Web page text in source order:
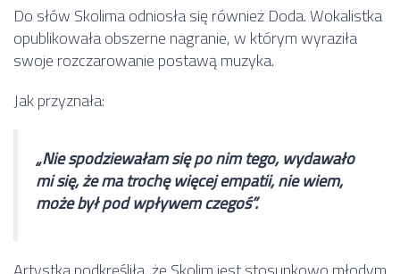
Do słów Skolima odniosła się również Doda. Wokalistka
opublikowała obszerne nagranie, w którym wyraziła
swoje rozczarowanie postawą muzyka.
Jak przyznała:
„Nie spodziewałam się po nim tego, wydawało
mi się, że ma trochę więcej empatii, nie wiem,
może był pod wpływem czegoś”.